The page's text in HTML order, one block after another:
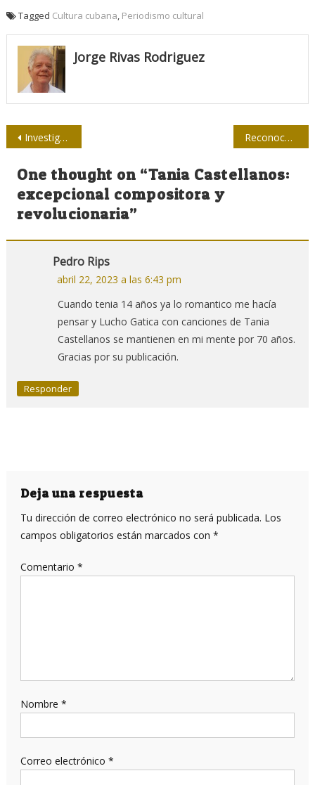
Tagged Cultura cubana Periodismo cultural
Jorge Rivas Rodriguez
Navegación
de
entradas
Investigarán proteínas desordenadas del SARS-CoV-2 Reconoce la UPEC en Camagüey a periodistas de municipio de Florida por su labor frente a la pandemia
One thought on “Tania Castellanos:
excepcional compositora y
revolucionaria”
Pedro Rips
abril 22, 2023 a las 6:43 pm
Cuando tenia 14 años ya lo romantico me hacía
pensar y Lucho Gatica con canciones de Tania
Castellanos se mantienen en mi mente por 70 años.
Gracias por su publicación.
Responder
Deja una respuesta
Tu dirección de correo electrónico no será publicada. Los
campos obligatorios están marcados con *
Comentario *
Nombre *
Correo electrónico *